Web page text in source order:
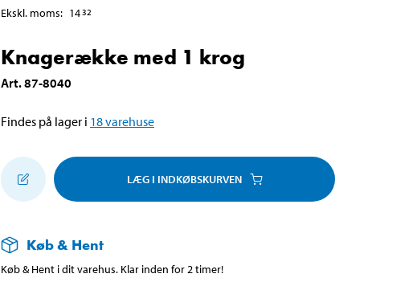
Ekskl. moms: 1432
Knagerække med 1 krog
Art.87-8040
Findes på lager i 18varehuse
LÆG I INDKØBSKURVEN
Køb & Hent
Køb & Hent i dit varehus. Klar inden for 2 timer!